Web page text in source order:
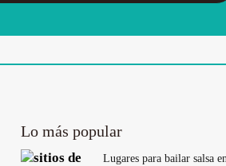
Lo más popular
Lugares para bailar salsa